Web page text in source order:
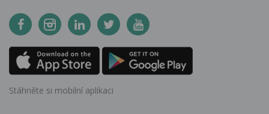
Stáhněte si mobilní aplikaci